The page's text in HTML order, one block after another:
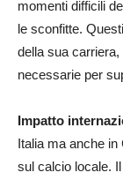
momenti difficili
le sconfitte.
della sua
necessarie per
Impatto
Italia ma anche
sul calcio locale.